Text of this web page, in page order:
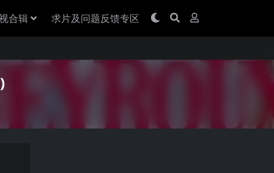
合辑 求片及问题反馈专区